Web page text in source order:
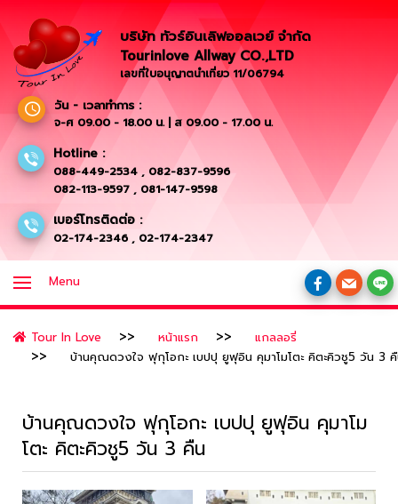
บริษัท ทัวร์อินเลิฟออลเวย์ จำกัด
Tourinlove Allway CO.,LTD
เลขที่ใบอนุญาตนำเที่ยว 11/06794
วัน - เวลาทำการ :
จ-ศ 09.00 - 18.00 น. | ส 09.00 - 17.00 น.
Hotline :
088-449-2534 , 082-837-9596
082-113-9597 , 081-147-9598
เบอร์โทรติดต่อ :
02-174-2346 , 02-174-2347
Menu
Tour In Love หน้าแรก
แกลลอรี่
บ้านคุณดวงใจ ฟุกุโอกะ เบปปุ ยูฟุอิน คุมาโมโตะ คิตะคิวชู5 วัน 3
บ้านคุณดวงใจ ฟุกุโอกะ เบปปุ ยูฟุอิน คุมาโม
โตะ คิตะคิวชู5 วัน 3 คืน